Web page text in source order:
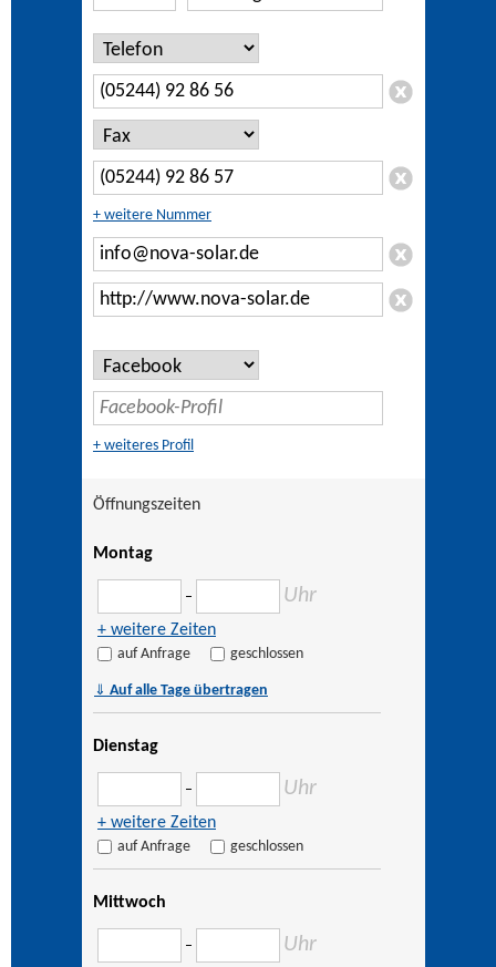
+ weitere Nummer
+ weiteres Profil
Öffnungszeiten
Montag
– Uhr
+ weitere Zeiten
auf Anfrage geschlossen
⇓ Auf alle Tage übertragen
Dienstag
– Uhr
+ weitere Zeiten
auf Anfrage geschlossen
Mittwoch
– Uhr